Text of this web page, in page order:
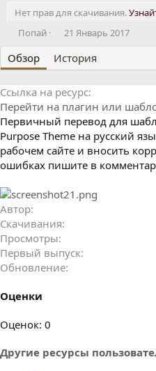
Нет прав для скачивания.
А
т
о
р
Попай
Д
т
а
с
о
з
д
а
и
я
21 Январь 2017
Обзор История
Ссылка на ресурс
Перейти на плагин или
Первичный перевод для
Purpose Theme на русский
рабочем сайте и вносить
ошибках пишите в
Автор
Скачивания
Просмотры
Первый выпуск
Обновление
Оценки
0
0
Оценок: 0
Другие ресурсы